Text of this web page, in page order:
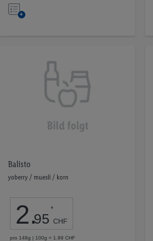
Auf
Balisto
yoberry / muesli / korn
2.95
*
CHF
pro 148g | 100g = 1.99 CHF